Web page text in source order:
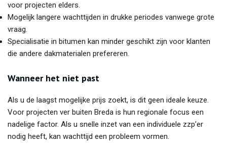
voor projecten elders.
Mogelijk langere wachttijden in drukke periodes vanwege grote
vraag.
Specialisatie in bitumen kan minder geschikt zijn voor klanten
die andere dakmaterialen prefereren.
Wanneer het niet past
Als u de laagst mogelijke prijs zoekt, is dit geen ideale keuze.
Voor projecten ver buiten Breda is hun regionale focus een
nadelige factor. Als u snelle inzet van een individuele zzp’er
nodig heeft, kan wachttijd een probleem vormen.